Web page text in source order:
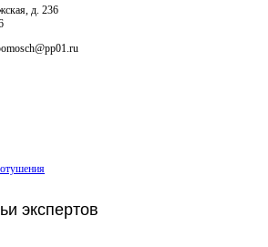
д. 236
экспертов